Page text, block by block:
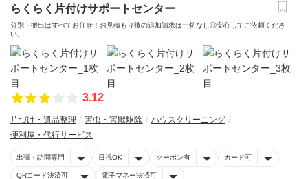
らくらく片付けサポートセンター
分別・搬出はすべてお任せ！お見積もり後の追加請求は一切なし◎安心してご依頼くださ
い。
3.12
片づけ・遺品整理 害虫・害獣駆除
ハウスクリーニング
便利屋・代行サービス
出張・訪問専門 日祝OK クーポン有 カード可
QRコード決済可 電子マネー決済可